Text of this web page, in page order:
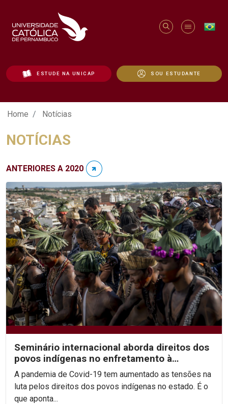
ESTUDE NA UNICAP SOU ESTUDANTE
Notícias - Unicap
Home Notícias
NOTÍCIAS
ANTERIORES A 2020
Seminário internacional aborda direitos dos
povos indígenas no enfretamento à
pandemia
A pandemia de Covid-19 tem aumentado as tensões na
luta pelos direitos dos povos indígenas no estado. É o
que aponta...